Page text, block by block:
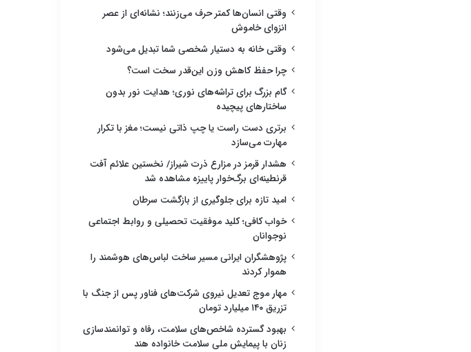
وقتی انسان‌ها کمتر حرف می‌زنند؛ نشانه‌ای از عصر
انزوای خاموش
وقتی خانه به دستیار شخصی شما تبدیل می‌شود
چرا حفظ کاهش وزن این‌قدر سخت است؟
گام بزرگ برای تراشه‌های نوری؛ هدایت نور بدون
ساختارهای پیچیده
برتری دست راست یا چپ ذاتی نیست؛ مغز با تکرار
مهارت می‌سازد
هشدار قرمز در مزارع ذرت شیراز/ نخستین علائم آفت
قرنطینه‌ای برگ‌خوار پاییزه مشاهده شد
امید تازه برای جلوگیری از بازگشت سرطان
خواب کافی؛ کلید موفقیت تحصیلی و روابط اجتماعی
نوجوانان
پژوهشگران ایرانی مسیر ساخت لباس‌های هوشمند را
هموار کردند
مهار موج تعدیل نیروی شرکت‌های فناور پس از جنگ با
تزریق ۱۴۰ میلیارد تومان
بهبود گسترده شاخص‌های سلامت، رفاه و توانمندسازی
زنان با پیمایش ملی سلامت خانواده هند